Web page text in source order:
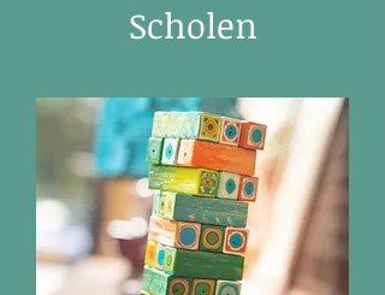
Scholen